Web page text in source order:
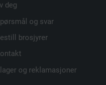
deg
og svar
brosjyrer
og reklamasjoner
at det riktige SameSite-
for alle
i denne nettleseren